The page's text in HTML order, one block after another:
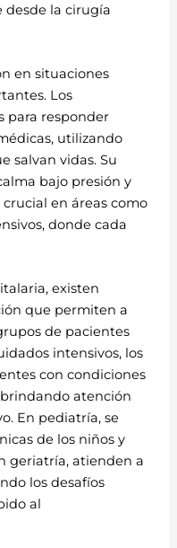
desde la cirugía
en situaciones
Los
para responder
utilizando
salvan vidas. Su
bajo presión y
en áreas como
donde cada
existen
que permiten a
de pacientes
intensivos, los
con condiciones
atención
En pediatría, se
de los niños y
geriatría, atienden a
los desafíos
al